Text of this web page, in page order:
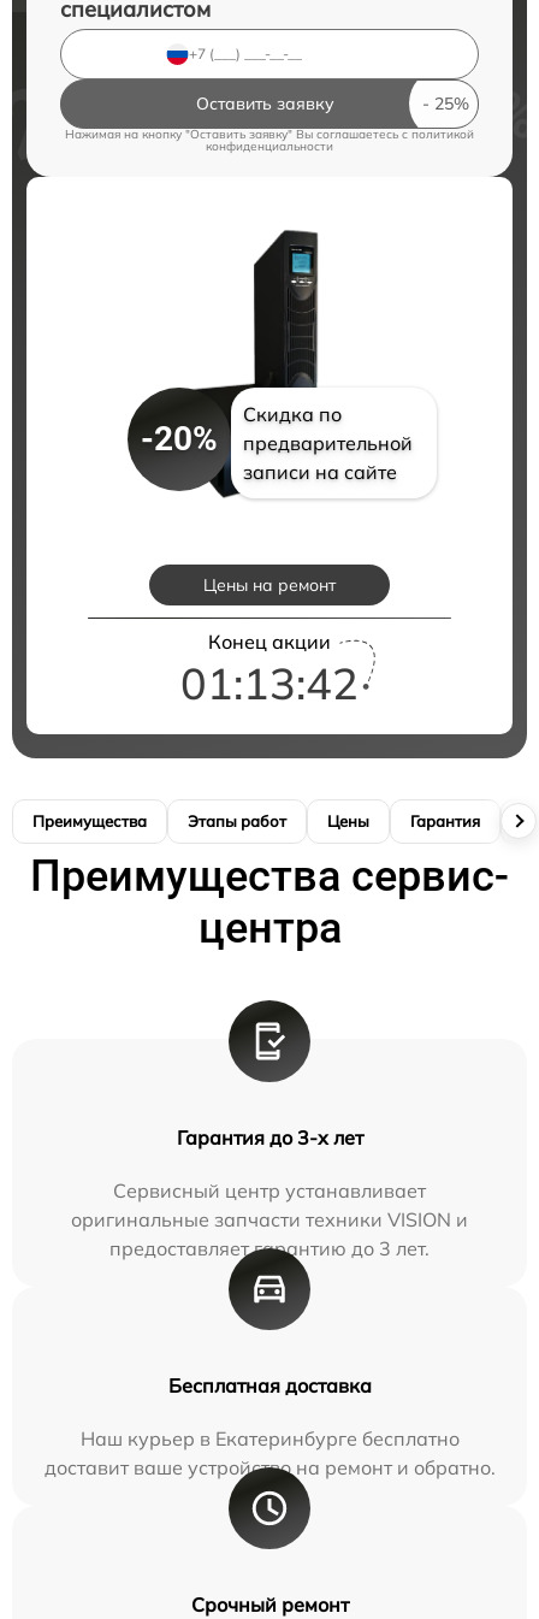
специалистом
Оставить заявку
Нажимая на кнопку "Оставить заявку" Вы соглашаетесь cполитикой
конфиденциальности
-20%
Скидка по
предварительной
записи на сайте
Цены на ремонт
Конец акции
01:13:41
Преимущества Этапы работ Цены Гарантия
Преимущества сервис-
центра
Гарантия до 3-х лет
Сервисный центр устанавливает
оригинальные запчасти техники VISION и
предоставляет гарантию до 3 лет.
Бесплатная доставка
Наш курьер в Екатеринбурге бесплатно
доставит ваше устройство на ремонт и обратно.
Срочный ремонт